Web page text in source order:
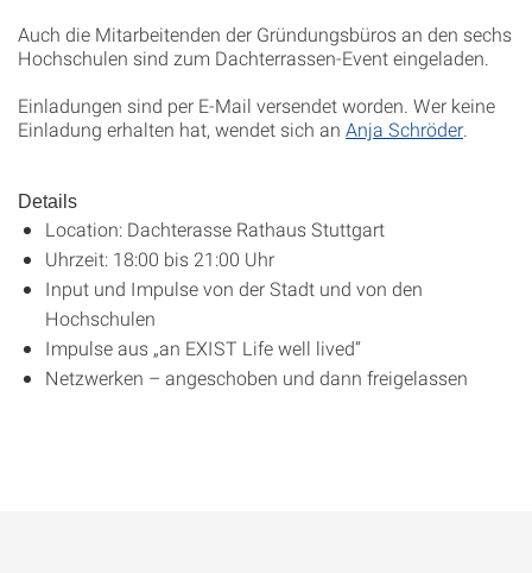
Auch die Mitarbeitenden der Gründungsbüros an den sechs
Hochschulen sind zum Dachterrassen-Event eingeladen.
Einladungen sind per E-Mail versendet worden. Wer keine
Einladung erhalten hat, wendet sich an Anja Schröder
Details
Location: Dachterasse Rathaus Stuttgart
Uhrzeit: 18:00 bis 21:00 Uhr
Input und Impulse von der Stadt und von den
Hochschulen
Impulse aus „an EXIST Life well lived“
Netzwerken – angeschoben und dann freigelassen